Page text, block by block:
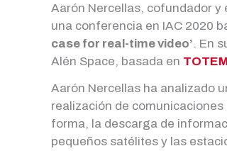
Aarón Nercellas, cofundador y
una conferencia en IAC 2020
case for real-time video’. En
Alén Space, basada en TOTEM
Aarón Nercellas ha analizado
realización de
forma, la descarga de
pequeños satélites y las